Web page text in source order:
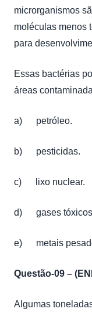
microrganismos
moléculas menos
para
Essas bactérias
áreas
a) petróleo.
b) pesticidas.
c) lixo nuclear.
d) gases
e) metais
Questão-09 –
Algumas